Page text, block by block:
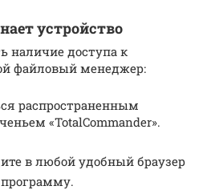
устройство
наличие доступа к
файловый менеджер:
распространенным
«TotalCommander».
в любой удобный браузер
программу.